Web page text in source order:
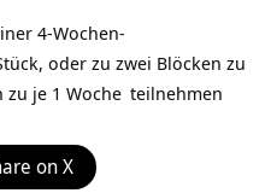
4-Wochen-
oder zu zwei Blöcken zu
zu je 1 Woche teilnehmen
on X